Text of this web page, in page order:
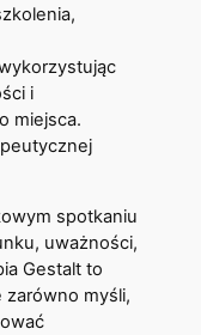
i
miejsca.
spotkaniu
uważności,
Gestalt to
myśli,